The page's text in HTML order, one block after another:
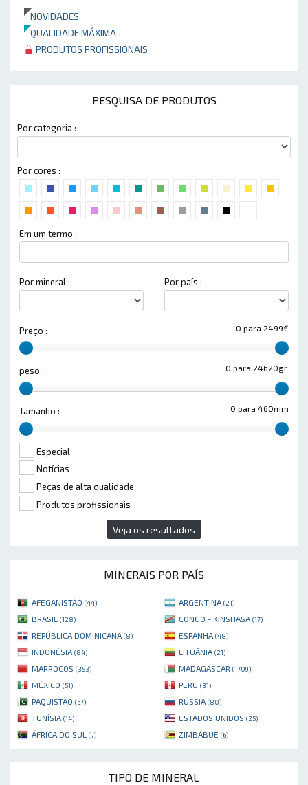
NOVIDADES
QUALIDADE MÁXIMA
PRODUTOS PROFISSIONAIS
PESQUISA DE PRODUTOS
Por categoria :
Por cores :
Em um termo :
Por mineral : Por país :
0 para 2499€
Preço :
0 para 24620gr.
peso :
0 para 460mm
Tamanho :
Especial
Notícias
Peças de alta qualidade
Produtos profissionais
Veja os resultados
MINERAIS POR PAÍS
AFEGANISTÃO (44) ARGENTINA (21)
BRASIL (128) CONGO - KINSHASA (17)
REPÚBLICA DOMINICANA (8) ESPANHA (48)
INDONÉSIA (84) LITUÂNIA (21)
MARROCOS (353) MADAGASCAR (1709)
MÉXICO (51) PERU (31)
PAQUISTÃO (67) RÚSSIA (80)
TUNÍSIA (14) ESTADOS UNIDOS (25)
ÁFRICA DO SUL (7) ZIMBÁBUE (6)
TIPO DE MINERAL